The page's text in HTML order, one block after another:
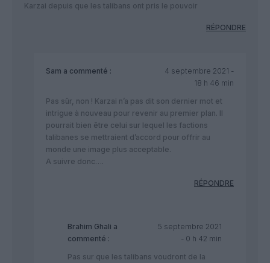
Karzai depuis que les talibans ont pris le pouvoir
RÉPONDRE
Sam a commenté :
4 septembre 2021 -
18 h 46 min
Pas sûr, non ! Karzai n’a pas dit son dernier mot et
intrigue à nouveau pour revenir au premier plan. Il
pourrait bien être celui sur lequel les factions
talibanes se mettraient d’accord pour offrir au
monde une image plus acceptable.
A suivre donc….
RÉPONDRE
Brahim Ghali a
commenté :
5 septembre 2021
- 0 h 42 min
Pas sur que les talibans voudront de la